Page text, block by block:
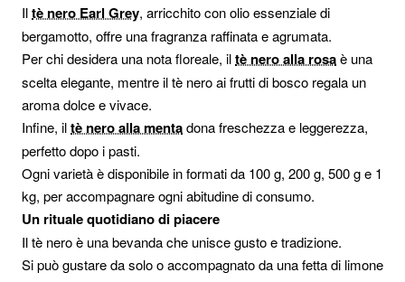
Iltè nero Earl Grey, arricchito con olio essenziale di
bergamotto, offre una fragranza raffinata e agrumata.
Per chi desidera una nota floreale, iltè nero alla rosaè una
scelta elegante, mentre il tè nero ai frutti di bosco regala un
aroma dolce e vivace.
Infine, iltè nero alla mentadona freschezza e leggerezza,
perfetto dopo i pasti.
Ogni varietà è disponibile in formati da 100 g, 200 g, 500 g e 1
kg, per accompagnare ogni abitudine di consumo.
Un rituale quotidiano di piacere
Il tè nero è una bevanda che unisce gusto e tradizione.
Si può gustare da solo o accompagnato da una fetta di limone